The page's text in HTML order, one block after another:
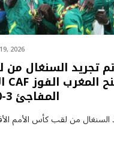
2026
تم تجريد السنغال
المفاجئ 3-0 – انظر السبب